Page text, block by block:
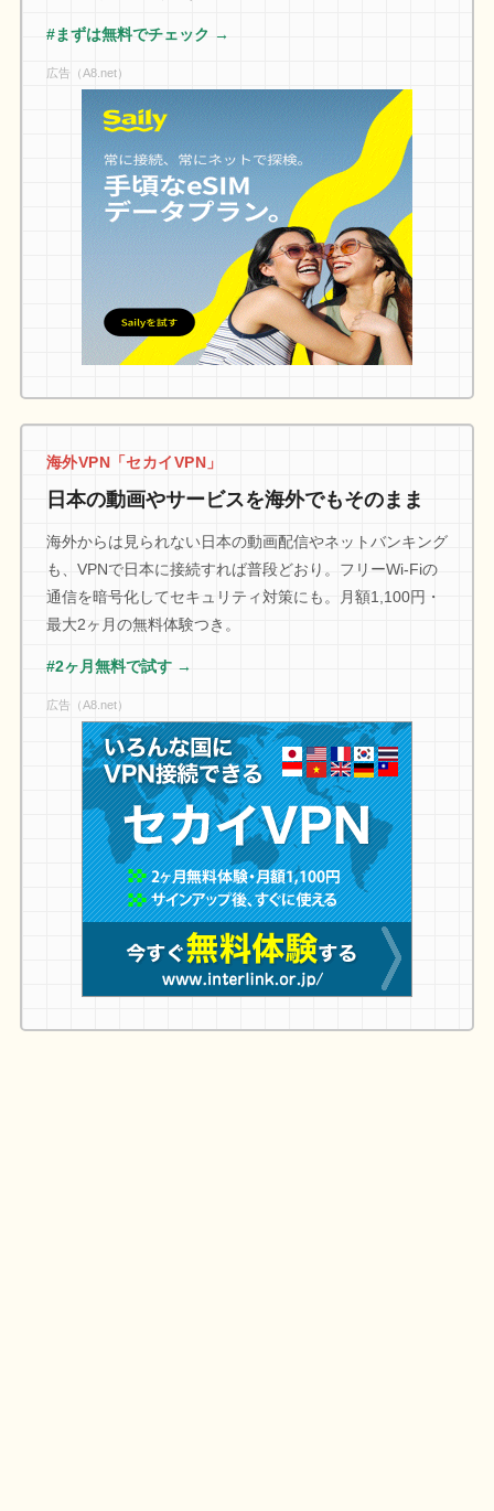
#まずは無料でチェック →
広告（A8.net）
海外VPN「セカイVPN」
日本の動画やサービスを海外でもそのまま
海外からは見られない日本の動画配信やネットバンキング
も、VPNで日本に接続すれば普段どおり。フリーWi-Fiの
通信を暗号化してセキュリティ対策にも。月額1,100円・
最大2ヶ月の無料体験つき。
#2ヶ月無料で試す →
広告（A8.net）